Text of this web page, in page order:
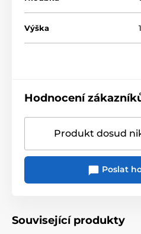
Výška
Hodnocení
Produkt dosud
Poslat
Související produkty